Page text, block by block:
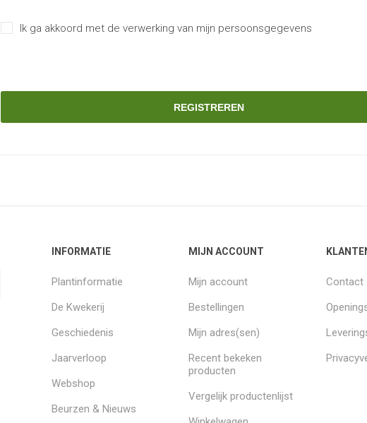
Ik ga akkoord met de verwerking van mijn persoonsgegevens
REGISTREREN
INFORMATIE
Plantinformatie
De Kwekerij
Geschiedenis
Jaarverloop
Webshop
Beurzen & Nieuws
MIJN ACCOUNT
Mijn account
Bestellingen
Mijn adres(sen)
Recent bekeken
producten
Vergelijk productenlijst
Contact